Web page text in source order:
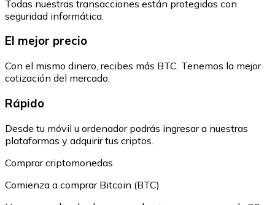
Todas nuestras transacciones están protegidas con
seguridad informática.
El mejor precio
Con el mismo dinero, recibes más BTC. Tenemos la mejor
cotización del mercado.
Rápido
Desde tu móvil u ordenador podrás ingresar a nuestras
plataformas y adquirir tus criptos.
Comprar criptomonedas
Comienza a comprar Bitcoin (BTC)